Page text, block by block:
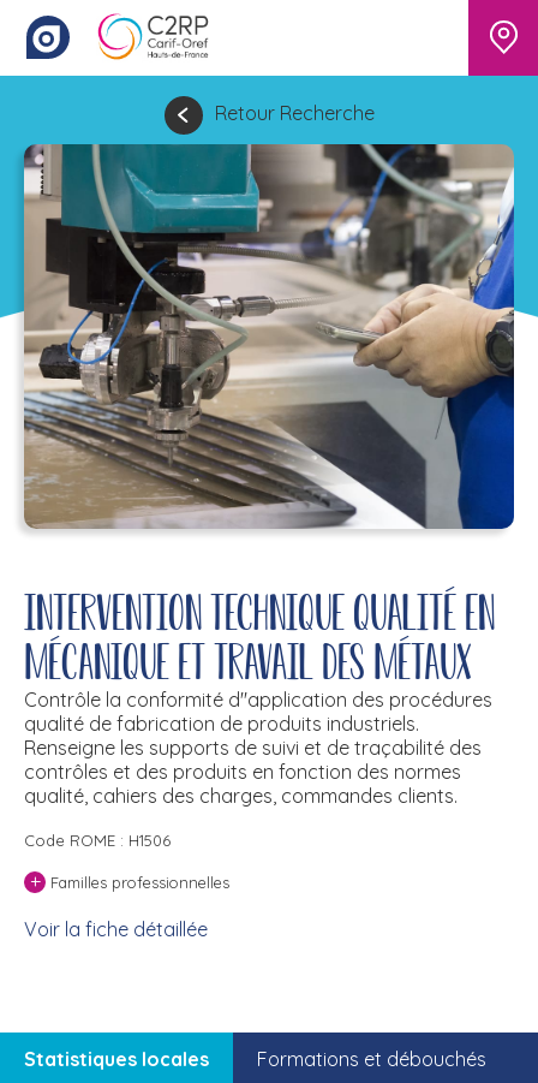
Retour Recherche
Intervention technique qualité en
mécanique et travail des métaux
Contrôle la conformité d''application des procédures
qualité de fabrication de produits industriels.
Renseigne les supports de suivi et de traçabilité des
contrôles et des produits en fonction des normes
qualité, cahiers des charges, commandes clients.
Code ROME : H1506
+ Familles professionnelles
Voir la fiche détaillée
Statistiques locales Formations et débouchés